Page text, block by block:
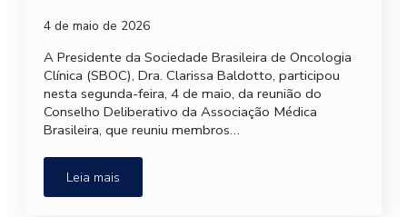
4 de maio de 2026
A Presidente da Sociedade Brasileira de Oncologia
Clínica (SBOC), Dra. Clarissa Baldotto, participou
nesta segunda-feira, 4 de maio, da reunião do
Conselho Deliberativo da Associação Médica
Brasileira, que reuniu membros…
Leia mais